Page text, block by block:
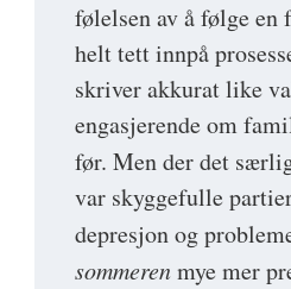
følelsen av å følge en
helt tett innpå
skriver akkurat like
engasjerende om
før. Men der det
var skyggefulle
depresjon og
sommerenmye mer